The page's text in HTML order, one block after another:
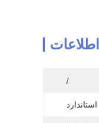
/
استاندارد